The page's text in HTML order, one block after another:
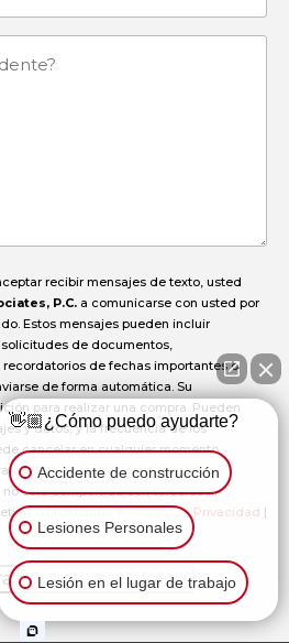
recibir mensajes de texto, usted
P.C. a comunicarse con usted por
Estos mensajes pueden incluir
de documentos,
de fechas importantes o
de forma automática. Su
para realizar una compra. Pueden
y datos, y la frecuencia de los
cancelar en cualquier momento
STOP o recibir ayuda respondiendo
no será compartida con terceros ni
o promoción.Políticas de Privacidad |
y sin compromiso
👋🏼¿Cómo puedo ayudarte?
Accidente de construcción
Lesiones Personales
Lesión en el lugar de trabajo